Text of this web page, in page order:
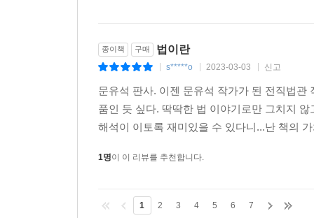
공정한 경쟁은, ‘사회적 배려’ 때문에 가능하다
현재 우리 사회 최대의 화두인 공정성과 정의의
평등의 개념을 체계적으로 정립한 존 롤스의 『
전개를 따라 읽는 재미를 선사한다. 무엇보다, 오
종이책 구매 법이란
s*****o 2023-03-03 신고
문유석 판사. 이젠 문유석 작가가 된 전직법
품인 듯 싶다. 딱딱한 법 이야기로만 그치지
해석이 이토록 재미있을 수 있다니...난 책의
1명이 이 리뷰를 추천합니다.
1 2 3 4 5 6 7